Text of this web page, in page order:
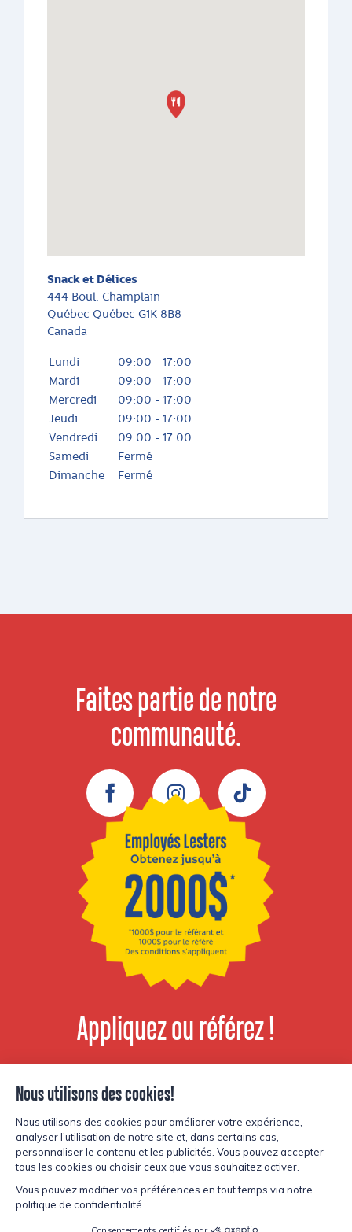
Snack et Délices
444 Boul. Champlain
Québec Québec G1K 8B8
Canada
Lundi
09:00 - 17:00
Mardi
09:00 - 17:00
Mercredi
09:00 - 17:00
Jeudi
09:00 - 17:00
Vendredi
09:00 - 17:00
Samedi
Fermé
Dimanche
Fermé
Faites partie de notre
communauté.
Facebook Instagram TikTok
Appliquez ou référez !
Voir les postes
disponibles
© Copyright Lesters 2026Politique de confidentialitéSite parKryzalid